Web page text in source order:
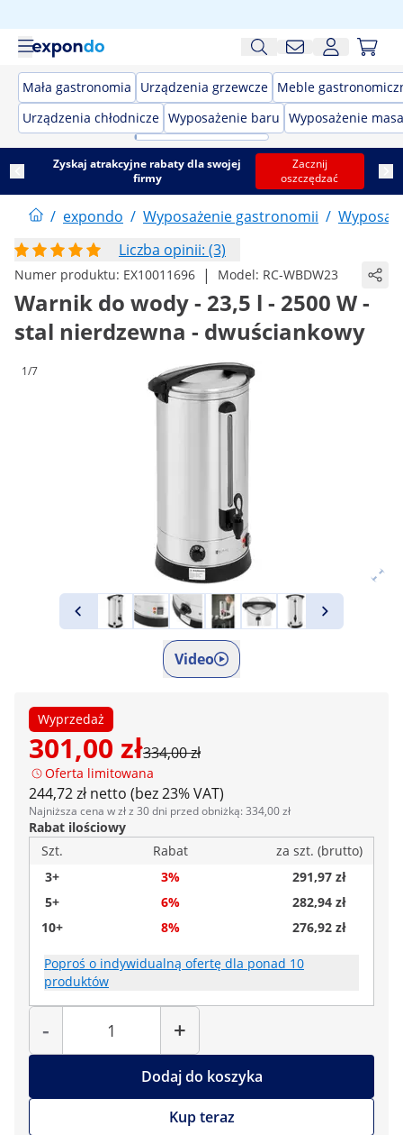
Mała gastronomia Urządzenia grzewcze Meble
Urządzenia chłodnicze Wyposażenie baru Wyposażenie
Zyskaj atrakcyjne rabaty dla swojej
firmy
Zacznij
oszczędzać
/ expondo / Wyposażenie gastronomii /
Liczba opinii: (3)
Numer produktu: EX10011696 | Model: RC-WBDW23
Warnik do wody - 23,5 l - 2500 W -
stal nierdzewna - dwuściankowy
1/7
Video
Wyprzedaż
301,00 zł334,00 zł
Oferta limitowana
244,72 zł netto (bez 23% VAT)
Najniższa cena w zł z 30 dni przed obniżką: 334,00 zł
Rabat ilościowy
Szt.
Rabat
za szt. (brutto)
3+
3%
291,97 zł
5+
6%
282,94 zł
10+
8% 276,92 zł
Poproś o indywidualną ofertę dla ponad 10
produktów
-
Liczba
+
Dodaj do koszyka
Kup teraz